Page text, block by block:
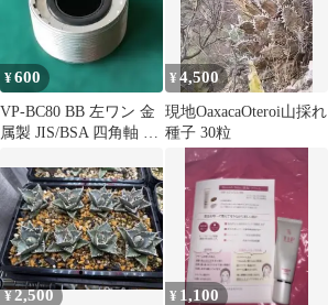
¥600
VP-BC80 BB 左ワン 金
属製 JIS/BSA 四角軸 補
¥4,500
現地OaxacaOteroi山採れ
種子 30粒
¥2,500 ¥ 1,100